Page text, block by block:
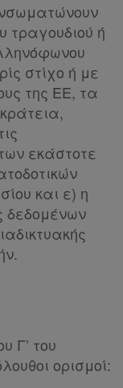
τραγουδιού ή
στίχο ή με
της ΕΕ, τα
εκάστοτε
και ε) η
δεδομένων
Γ’ του
ορισμοί: